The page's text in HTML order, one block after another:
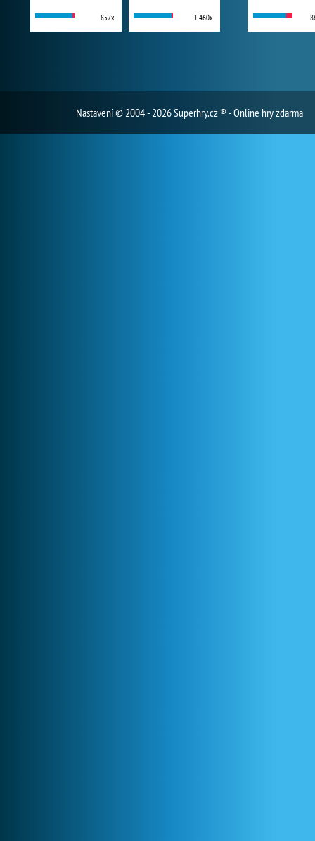
857x 1 460x
Nastavení© 2004 - 2026 Superhry.cz ® - Online hry zdarma